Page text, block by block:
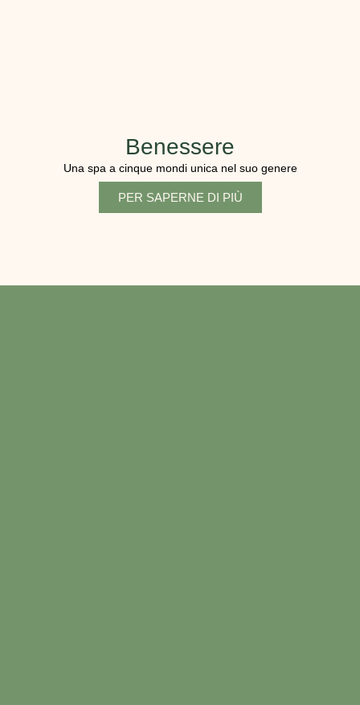
Benessere
Una spa a cinque mondi unica nel suo genere
PER SAPERNE DI PIÙ